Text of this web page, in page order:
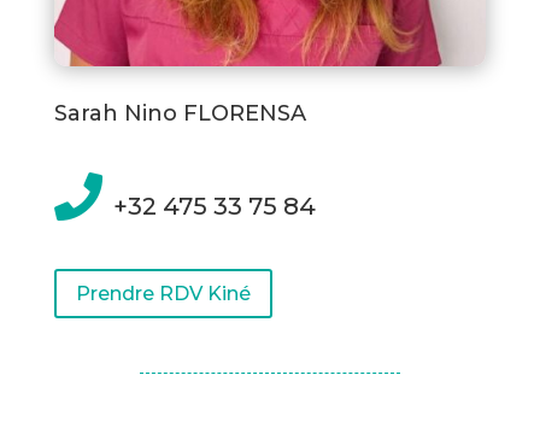
Sarah Nino FLORENSA
 +32 475 33 75 84
Prendre RDV Kiné